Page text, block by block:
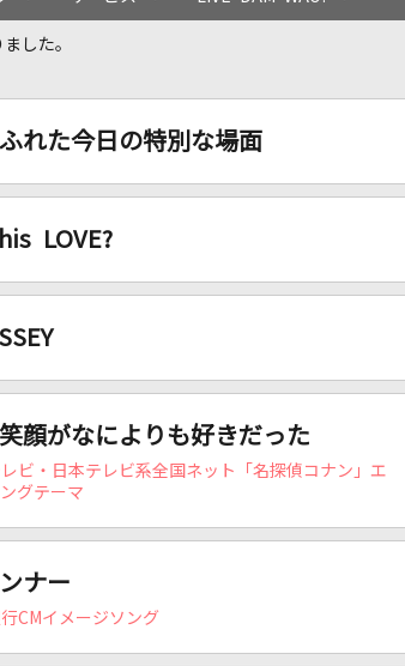
した。
れた今日の特別な場面
LOVE?
顔がなによりも好きだった
ビ・日本テレビ系全国ネット「名探偵コナン」エ
グテーマ
ナー
CMイメージソング